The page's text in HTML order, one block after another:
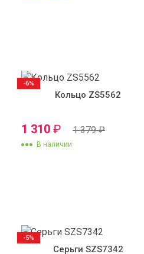
Кольцо ZS5562
1 310 ₽ 1 379₽
В наличии
-6%
Серьги SZS7342
-5%